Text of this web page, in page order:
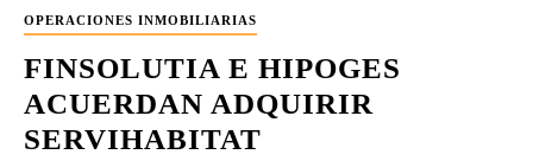
OPERACIONES INMOBILIARIAS
FINSOLUTIA E HIPOGES
ACUERDAN ADQUIRIR
SERVIHABITAT